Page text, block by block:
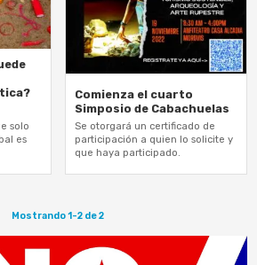
solo
es
Comienza el cuarto
Simposio de Cabachuelas
Se otorgará un certificado de
participación a quien lo solicite y
que haya participado.
Mostrando 1-2 de 2